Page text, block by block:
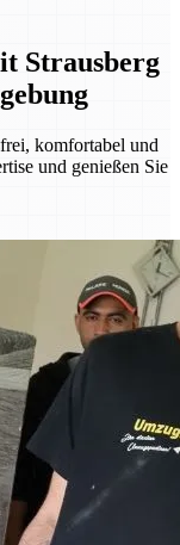
Strausberg
komfortabel und
und genießen Sie